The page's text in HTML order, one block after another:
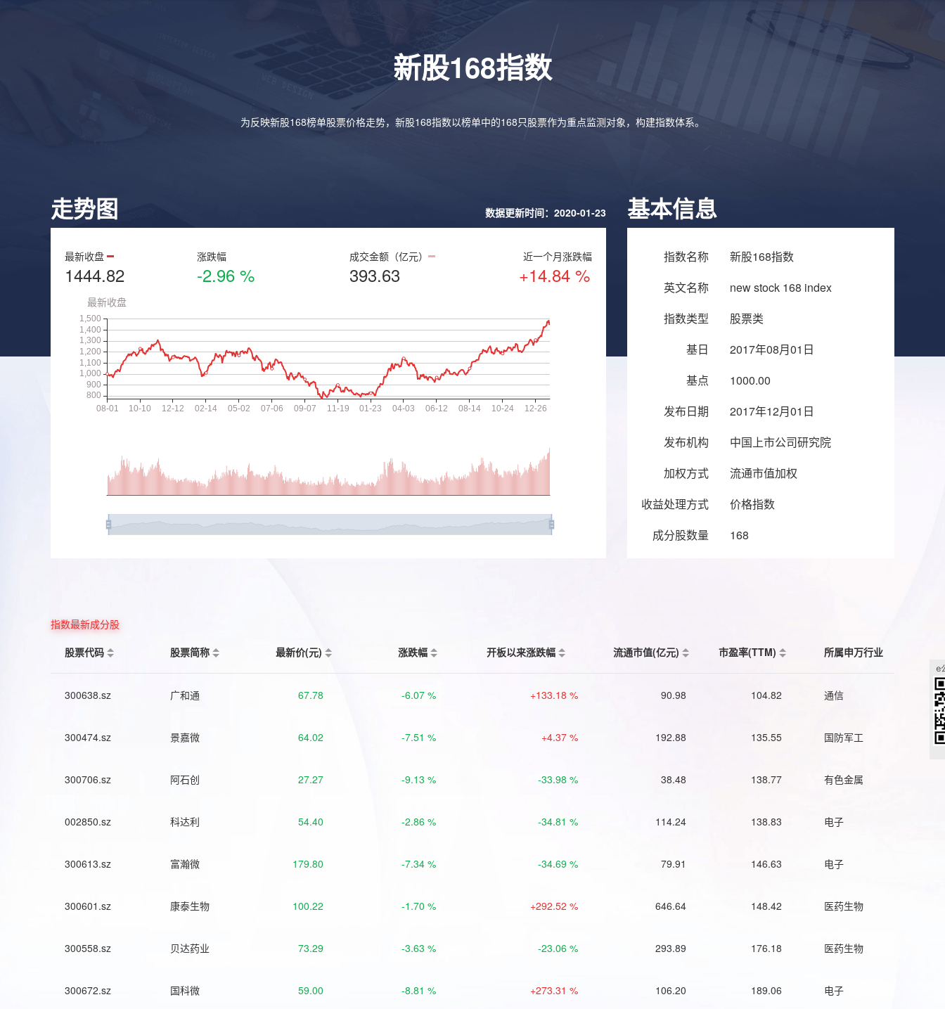
新股168指数
为反映新股168榜单股票价格走势，新股168指数以榜单中的168只股票作为重点监测对象，构建指数体系。
走势图 数据更新时间：2020-01-23
最新收盘
1444.82
涨跌幅
-2.96 %
成交金额（亿元）
393.63
近一个月涨跌幅
+14.84 %
基本信息
指数名称
新股168指数
英文名称
new stock 168 index
指数类型
股票类
基日
2017年08月01日
基点
1000.00
发布日期
2017年12月01日
发布机构
中国上市公司研究院
加权方式
流通市值加权
收益处理方式
价格指数
成分股数量
168
指数最新成分股
股票代码
股票简称 最新价(元) 涨跌幅 开板以来涨跌幅 流通市值(亿元) 市盈率(TTM) 所属申万行业
300638.sz 广和通 67.78 -6.07 % +133.18 % 90.98 104.82 通信
300474.sz 景嘉微 64.02 -7.51 % +4.37 % 192.88 135.55 国防军工
300706.sz 阿石创 27.27 -9.13 % -33.98 % 38.48 138.77 有色金属
002850.sz 科达利 54.40 -2.86 % -34.81 % 114.24 138.83 电子
300613.sz 富瀚微 179.80 -7.34 % -34.69 % 79.91 146.63 电子
300601.sz 康泰生物 100.22 -1.70 % +292.52 % 646.64 148.42 医药生物
300558.sz 贝达药业 73.29 -3.63 % -23.06 % 293.89 176.18 医药生物
300672.sz 国科微 59.00 -8.81 % +273.31 % 106.20 189.06 电子